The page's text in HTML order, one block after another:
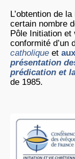
L’obtention de
certain nombre
Pôle Initiation et
conformité d’un
catholique et aux
présentation
prédication et
de 1985.